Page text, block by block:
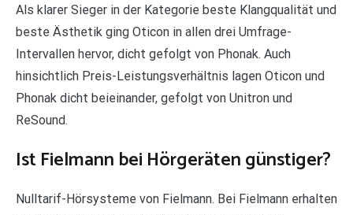
Als klarer Sieger in der Kategorie beste Klangqualität und
beste Ästhetik ging Oticon in allen drei Umfrage-
Intervallen hervor, dicht gefolgt von Phonak. Auch
hinsichtlich Preis-Leistungsverhältnis lagen Oticon und
Phonak dicht beieinander, gefolgt von Unitron und
ReSound.
Ist Fielmann bei Hörgeräten günstiger?
Nulltarif-Hörsysteme von Fielmann. Bei Fielmann erhalten